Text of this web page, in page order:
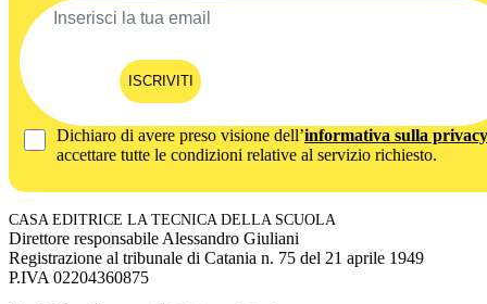
ISCRIVITI
Dichiaro di avere preso visione dell’informativa sulla privacy
accettare tutte le condizioni relative al servizio richiesto.
CASA EDITRICE LA TECNICA DELLA SCUOLA
Direttore responsabile Alessandro Giuliani
Registrazione al tribunale di Catania n. 75 del 21 aprile 1949
P.IVA 02204360875